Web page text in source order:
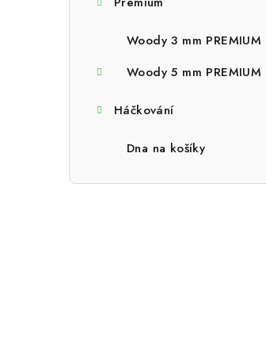
e
Woody 3 mm PREMIUM
Woody 5 mm PREMIUM
Háčkování
Dna na košíky